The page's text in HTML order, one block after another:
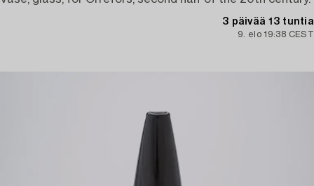
3 päivää 13 tuntia
9. elo 19:38 CEST